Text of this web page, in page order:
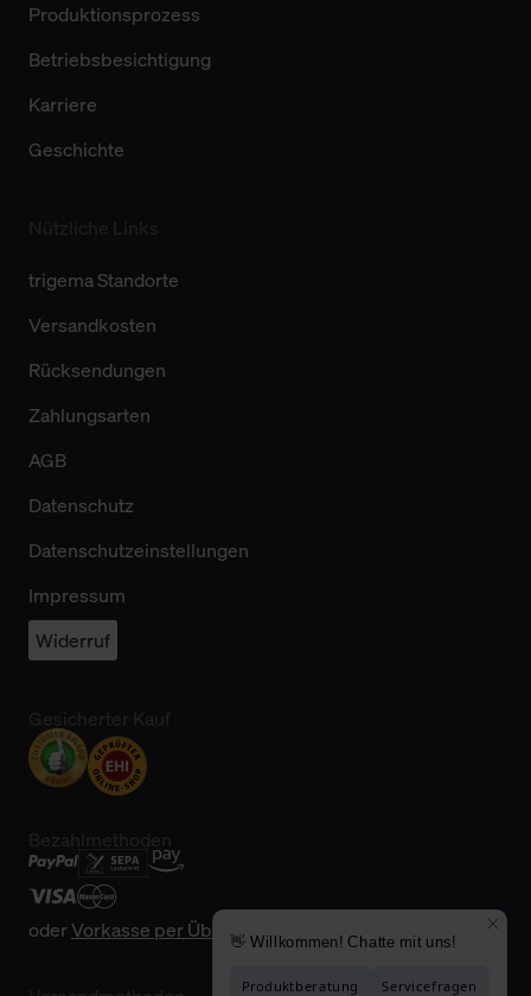
Produktionsprozess
Betriebsbesichtigung
Karriere
Geschichte
trigema Standorte
Versandkosten
Rücksendungen
Zahlungsarten
AGB
Datenschutz
Datenschutzeinstellungen
Impressum
Widerruf
oderVorkasse per Überweisung